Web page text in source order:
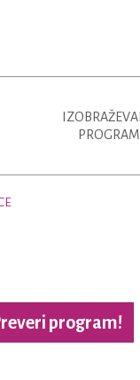
PROGRAMI
program!